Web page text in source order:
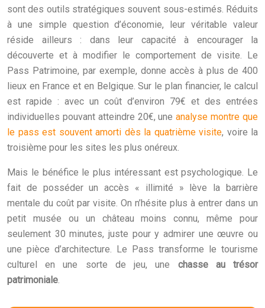
sont des outils stratégiques souvent sous-estimés. Réduits
à une simple question d’économie, leur véritable valeur
réside ailleurs : dans leur capacité à encourager la
découverte et à modifier le comportement de visite. Le
Pass Patrimoine, par exemple, donne accès à plus de 400
lieux en France et en Belgique. Sur le plan financier, le calcul
est rapide : avec un coût d’environ 79€ et des entrées
individuelles pouvant atteindre 20€, uneanalyse montre que
le pass est souvent amorti dès la quatrième visite, voire la
troisième pour les sites les plus onéreux.
Mais le bénéfice le plus intéressant est psychologique. Le
fait de posséder un accès « illimité » lève la barrière
mentale du coût par visite. On n’hésite plus à entrer dans un
petit musée ou un château moins connu, même pour
seulement 30 minutes, juste pour y admirer une œuvre ou
une pièce d’architecture. Le Pass transforme le tourisme
culturel en une sorte de jeu, une chasse au trésor
patrimoniale.